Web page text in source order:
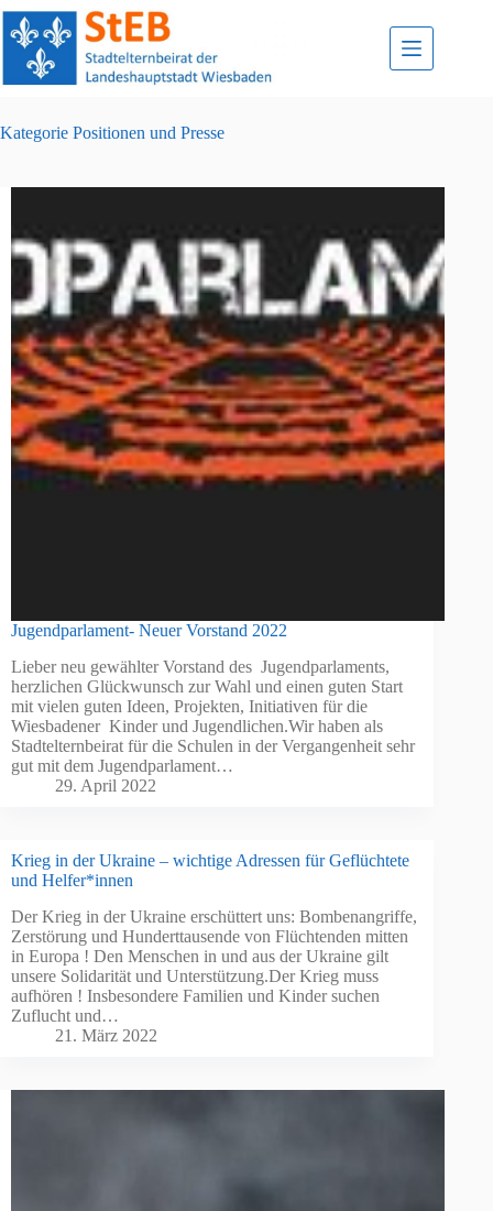
Zum
Inhalt
springen
Kategorie Positionen und Presse
Jugendparlament- Neuer Vorstand 2022
Lieber neu gewählter Vorstand des Jugendparlaments,
herzlichen Glückwunsch zur Wahl und einen guten Start
mit vielen guten Ideen, Projekten, Initiativen für die
Wiesbadener Kinder und Jugendlichen.Wir haben als
Stadtelternbeirat für die Schulen in der Vergangenheit sehr
gut mit dem Jugendparlament…
29. April 2022
Krieg in der Ukraine – wichtige Adressen für Geflüchtete
und Helfer*innen
Der Krieg in der Ukraine erschüttert uns: Bombenangriffe,
Zerstörung und Hunderttausende von Flüchtenden mitten
in Europa ! Den Menschen in und aus der Ukraine gilt
unsere Solidarität und Unterstützung.Der Krieg muss
aufhören ! Insbesondere Familien und Kinder suchen
Zuflucht und…
21. März 2022